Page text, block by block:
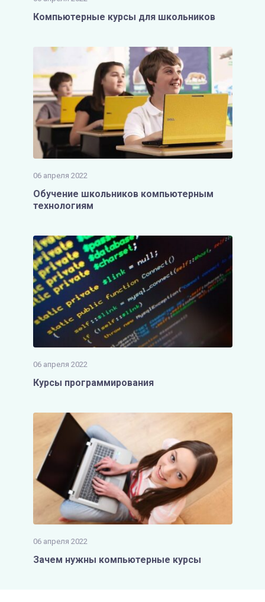
Компьютерные курсы для школьников
06 апреля 2022
Обучение школьников компьютерным
технологиям
06 апреля 2022
Курсы программирования
06 апреля 2022
Зачем нужны компьютерные курсы